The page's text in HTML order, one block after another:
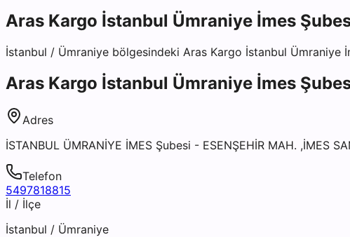
Aras Kargo İstanbul Ümraniye İmes
İstanbul / Ümraniye bölgesindeki Aras Kargo İstanbul Ümraniye
Aras Kargo İstanbul Ümraniye İmes
Adres
İSTANBUL ÜMRANİYE İMES Şubesi - ESENŞEHİR MAH. ,İMES
Telefon
5497818815
İl / İlçe
İstanbul / Ümraniye